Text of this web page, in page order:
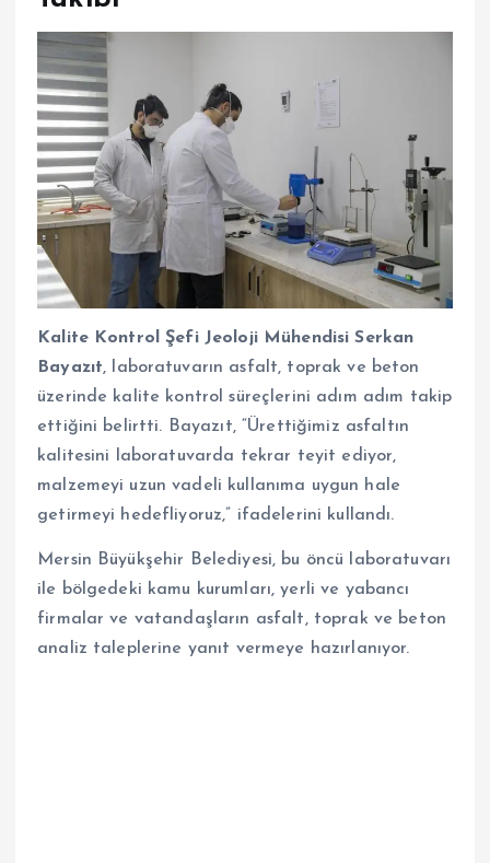
Kalite Kontrol Şefi Jeoloji Mühendisi Serkan
Bayazıt, laboratuvarın asfalt, toprak ve beton
üzerinde kalite kontrol süreçlerini adım adım takip
ettiğini belirtti. Bayazıt, “Ürettiğimiz asfaltın
kalitesini laboratuvarda tekrar teyit ediyor,
malzemeyi uzun vadeli kullanıma uygun hale
getirmeyi hedefliyoruz,” ifadelerini kullandı.
Mersin Büyükşehir Belediyesi, bu öncü laboratuvarı
ile bölgedeki kamu kurumları, yerli ve yabancı
firmalar ve vatandaşların asfalt, toprak ve beton
analiz taleplerine yanıt vermeye hazırlanıyor.